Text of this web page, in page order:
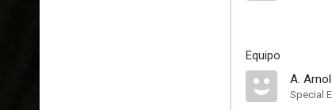
Equipo
A.
Special